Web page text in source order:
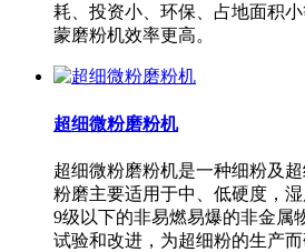
耗、投资小、环保、占地面积
蒙磨粉机效率更高。
超细微粉磨粉机
超细微粉磨粉机是一种细粉及
粉磨主要适用于中、低硬度，
9级以下的非易燃易爆的非金属
试验和改进，为超细粉的生产